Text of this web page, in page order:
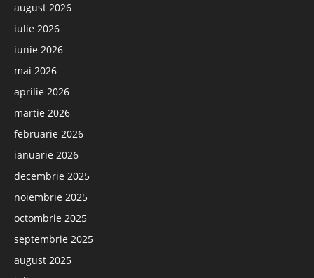
august 2026
iulie 2026
iunie 2026
mai 2026
aprilie 2026
martie 2026
februarie 2026
ianuarie 2026
decembrie 2025
noiembrie 2025
octombrie 2025
septembrie 2025
august 2025